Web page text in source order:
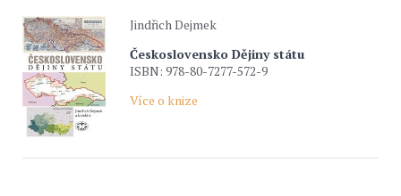
Jindřich Dejmek
Československo Dějiny státu
ISBN: 978-80-7277-572-9
Více o knize